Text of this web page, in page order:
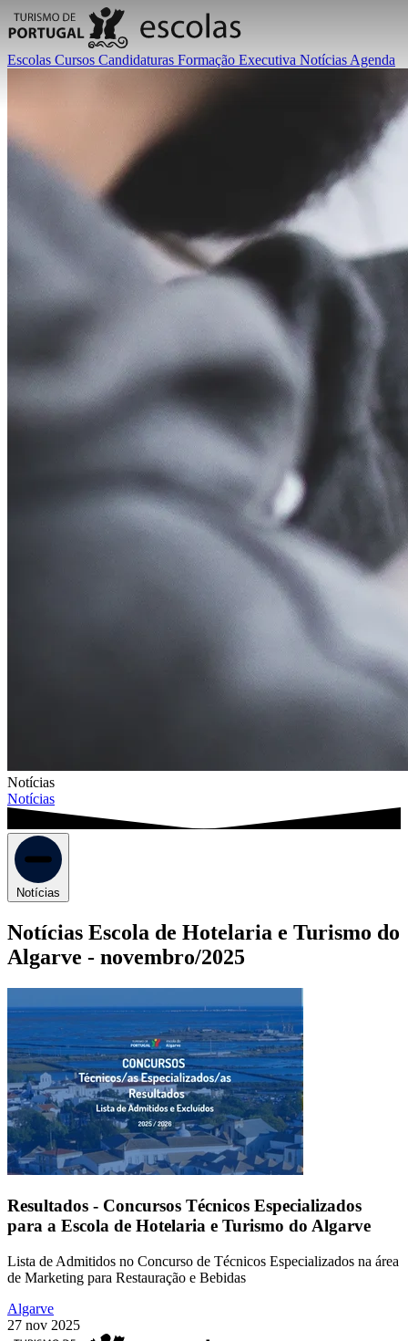
Escolas Cursos Candidaturas Formação Executiva Notícias Agenda
Notícias
Notícias
Notícias
Notícias Escola de Hotelaria e Turismo do
Algarve - novembro/2025
Resultados - Concursos Técnicos Especializados
para a Escola de Hotelaria e Turismo do Algarve
Lista de Admitidos no Concurso de Técnicos Especializados na área
de Marketing para Restauração e Bebidas
Algarve
27 nov 2025